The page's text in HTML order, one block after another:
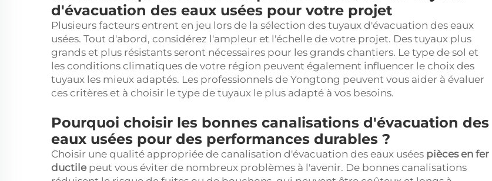
d'évacuation des eaux usées pour votre projet
Plusieurs facteurs entrent en jeu lors de la sélection des tuyaux d'évacuation des eaux
usées. Tout d'abord, considérez l'ampleur et l'échelle de votre projet. Des tuyaux plus
grands et plus résistants seront nécessaires pour les grands chantiers. Le type de sol et
les conditions climatiques de votre région peuvent également influencer le choix des
tuyaux les mieux adaptés. Les professionnels de Yongtong peuvent vous aider à évaluer
ces critères et à choisir le type de tuyaux le plus adapté à vos besoins.
Pourquoi choisir les bonnes canalisations d'évacuation des
eaux usées pour des performances durables ?
Choisir une qualité appropriée de canalisation d'évacuation des eaux usées pièces en fer
ductile peut vous éviter de nombreux problèmes à l'avenir. De bonnes canalisations